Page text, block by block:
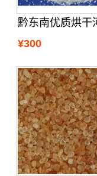
¥300